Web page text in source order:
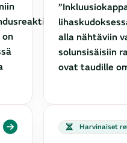
alla nähtäviin
solunsisäisiin
ovat taudille
Harvinaiset